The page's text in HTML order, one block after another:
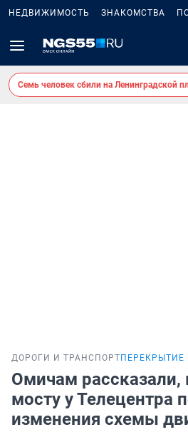
НЕДВИЖИМОСТЬ ЗНАКОМСТВА
Семь человек сбили на Ленинградской
ДОРОГИ И ТРАНСПОРТ ПЕРЕКРЫТИЕ
Омичам рассказали,
мосту у Телецентра
изменения схемы